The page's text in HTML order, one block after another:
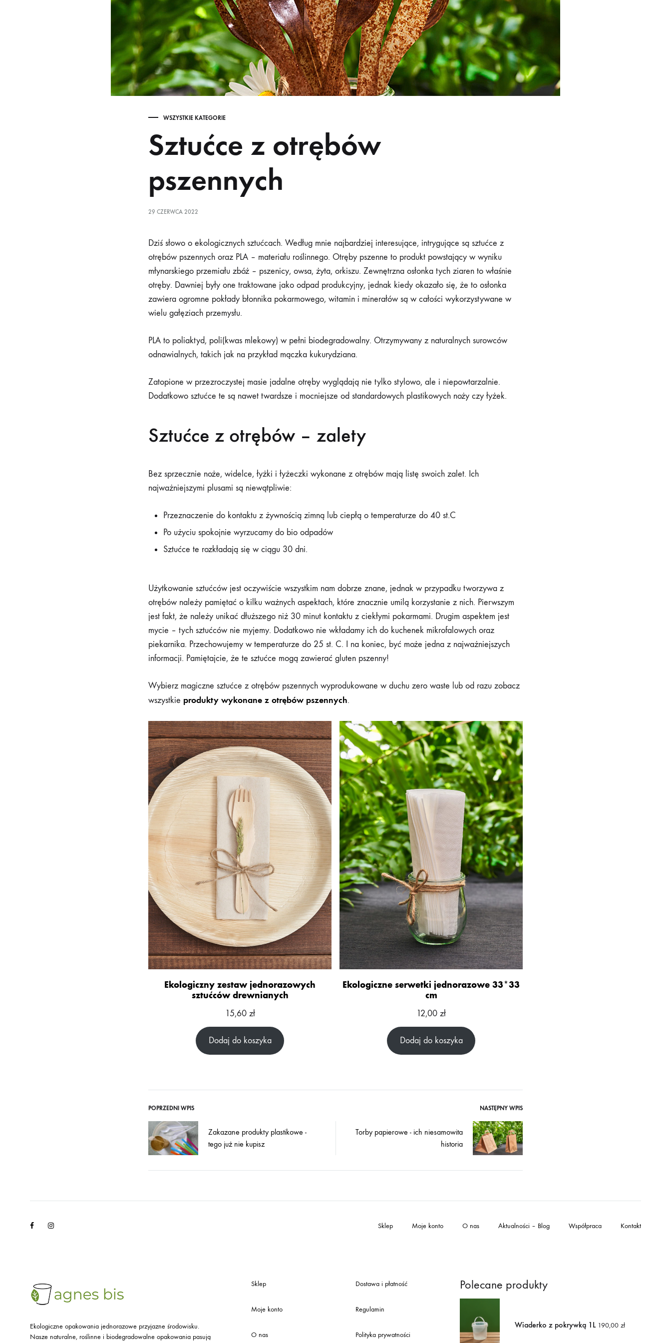
WSZYSTKIE KATEGORIE
Sztućce z otrębów
pszennych
29 CZERWCA 2022
Sztućce
z
otrębów
pszennych
CZERWCA
Dziś słowo o ekologicznych sztućcach. Według mnie najbardziej interesujące, intrygujące są sztućce z
otrębów pszennych oraz PLA – materiału roślinnego. Otręby pszenne to produkt powstający w wyniku
młynarskiego przemiału zbóż – pszenicy, owsa, żyta, orkiszu. Zewnętrzna osłonka tych ziaren to właśnie
otręby. Dawniej były one traktowane jako odpad produkcyjny, jednak kiedy okazało się, że to osłonka
zawiera ogromne pokłady błonnika pokarmowego, witamin i minerałów są w całości wykorzystywane w
wielu gałęziach przemysłu.
PLA to poliaktyd, poli(kwas mlekowy) w pełni biodegradowalny. Otrzymywany z naturalnych surowców
odnawialnych, takich jak na przykład mączka kukurydziana.
Zatopione w przezroczystej masie jadalne otręby wyglądają nie tylko stylowo, ale i niepowtarzalnie.
Dodatkowo sztućce te są nawet twardsze i mocniejsze od standardowych plastikowych noży czy łyżek.
Sztućce z otrębów – zalety
Bez sprzecznie noże, widelce, łyżki i łyżeczki wykonane z otrębów mają listę swoich zalet. Ich
najważniejszymi plusami są niewątpliwie:
Przeznaczenie do kontaktu z żywnością zimną lub ciepłą o temperaturze do 40 st.C
Po użyciu spokojnie wyrzucamy do bio odpadów
Sztućce te rozkładają się w ciągu 30 dni.
Użytkowanie sztućców jest oczywiście wszystkim nam dobrze znane, jednak w przypadku tworzywa z
otrębów należy pamiętać o kilku ważnych aspektach, które znacznie umilą korzystanie z nich. Pierwszym
jest fakt, że należy unikać dłuższego niż 30 minut kontaktu z ciekłymi pokarmami. Drugim aspektem jest
mycie – tych sztućców nie myjemy. Dodatkowo nie wkładamy ich do kuchenek mikrofalowych oraz
piekarnika. Przechowujemy w temperaturze do 25 st. C. I na koniec, być może jedna z najważniejszych
informacji. Pamiętajcie, że te sztućce mogą zawierać gluten pszenny!
Wybierz magiczne sztućce z otrębów pszennych wyprodukowane w duchu zero waste lub od razu zobacz
wszystkie produkty wykonane z otrębów pszennych.
Ekologiczny zestaw jednorazowych
sztućców drewnianych
15,60 zł
Dodaj do koszyka
Ekologiczne serwetki jednorazowe 33*33
cm
12,00 zł
Dodaj do koszyka
Post
navigation
POPRZEDNI WPIS NASTĘPNY WPIS
Zakazane produkty plastikowe -
tego już nie kupisz
Torby papierowe - ich niesamowita
historia
FacebookInstagram Sklep Moje konto O nas Aktualności – Blog Współpraca Kontakt
Ekologiczne opakowania jednorazowe przyjazne środowisku.
Nasze naturalne, roślinne i biodegradowalne opakowania pasują
Sklep
Moje konto
O nas
Dostawa i płatność
Regulamin
Polityka prywatności
Polecane produkty
Wiaderko z pokrywką 1L 190,00 zł